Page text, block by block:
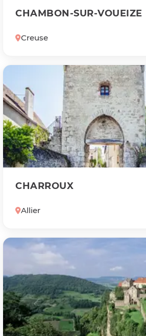
CHAMBON-SUR-VOUEIZE
Creuse
CHARROUX
Allier